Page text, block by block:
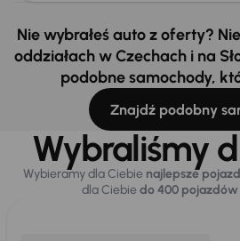
Nie wybrałeś auto z oferty?
oddziałach w Czechach i na
podobne samochody,
Znajdź podobny
Wybraliśmy
Wybieramy dla Ciebie najlepsze
dla Ciebiedo 400 pojazdów